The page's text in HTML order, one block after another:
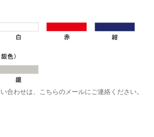
合わせは、こちらのメールにご連絡ください。